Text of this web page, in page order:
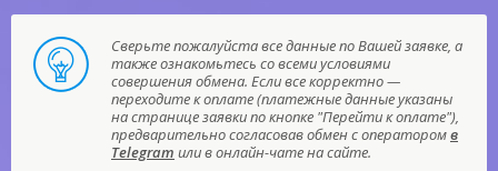
Сверьте пожалуйста все данные по Вашей заявке, а
также ознакомьтесь со всеми условиями
совершения обмена. Если все корректно —
переходите к оплате (платежные данные указаны
на странице заявки по кнопке "Перейти к оплате"),
предварительно согласовав обмен с операторомв
Telegram или в онлайн-чате на сайте.